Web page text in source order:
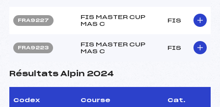
FRA9227
FIS MASTER CUP
MAS C
FIS
FRA9223
FIS MASTER CUP
MAS C
FIS
Résultats Alpin 2024
Codex Course Cat.